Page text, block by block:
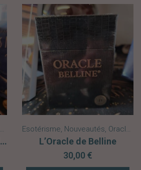
L’Oracle des âmes de Céline Franoux
Esotérisme Nouveautés Oracles
L’Oracle de Belline
30,00 €